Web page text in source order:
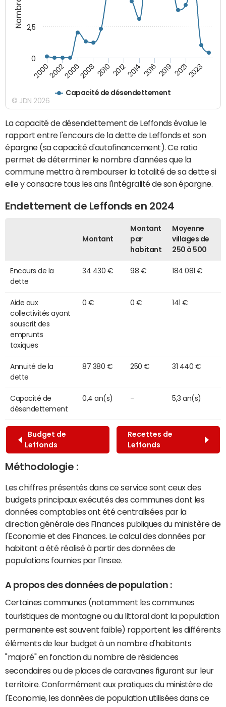
Capacité de désendettement
20002002200620082010 20122014 20162019 20212023
0
2,5
© JDN 2026
La capacité de désendettement de Leffonds évalue le
rapport entre l'encours de la dette de Leffonds et son
épargne (sa capacité d'autofinancement). Ce ratio
permet de déterminer le nombre d'années que la
commune mettra à rembourser la totalité de sa dette si
elle y consacre tous les ans l'intégralité de son épargne.
Endettement de Leffonds en 2024
Montant
Montant
par
habitant
Moyenne
villages de
250 à 500
Encours de la
dette
34 430 € 98 € 184 081 €
Aide aux
collectivités ayant
souscrit des
emprunts
toxiques
0 € 0 € 141 €
Annuité de la
dette
87 380 € 250 € 31 440 €
Capacité de
désendettement
0,4 an(s) - 5,3 an(s)
Budget de
Leffonds
Recettes de
Leffonds
Méthodologie :
Les chiffres présentés dans ce service sont ceux des
budgets principaux exécutés des communes dont les
données comptables ont été centralisées par la
direction générale des Finances publiques du ministère de
l'Economie et des Finances. Le calcul des données par
habitant a été réalisé à partir des données de
populations fournies par l'Insee.
A propos des données de population :
Certaines communes (notamment les communes
touristiques de montagne ou du littoral dont la population
permanente est souvent faible) rapportent les différents
éléments de leur budget à un nombre d'habitants
"majoré" en fonction du nombre de résidences
secondaires ou de places de caravanes figurant sur leur
territoire. Conformément aux pratiques du ministère de
l'Economie, les données de population utilisées dans ce